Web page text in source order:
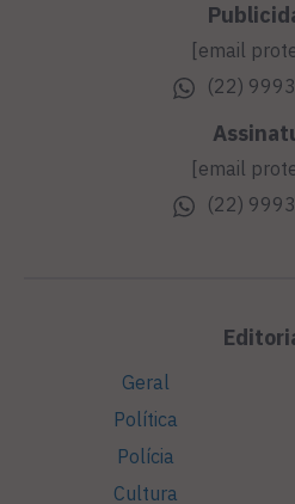
[email
(22)
[email
(22)
Geral
Política
Polícia
Cultura